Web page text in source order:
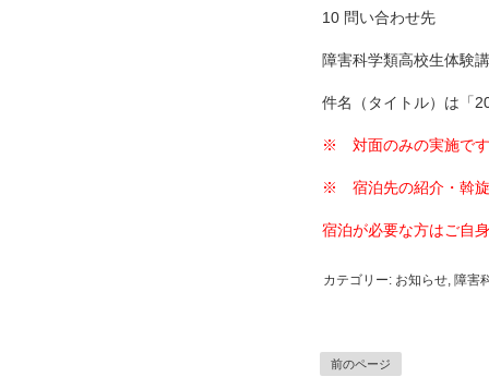
10 問い合わせ先
障害科学類高校生体
件名（タイトル）は「
※ 対面のみの実施で
※ 宿泊先の紹介・斡旋
宿泊が必要な方はご自
カテゴリー: お知らせ, 障害
前のページ